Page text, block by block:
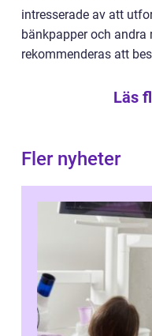
intresserade av att
bänkpapper och
rekommenderas att
Läs
Fler nyheter